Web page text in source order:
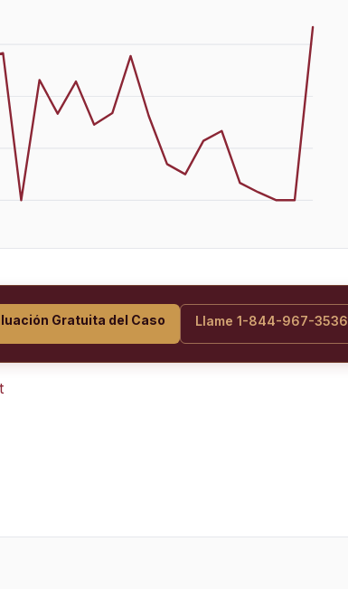
Gratuita del Caso Llame 1-844-967-3536